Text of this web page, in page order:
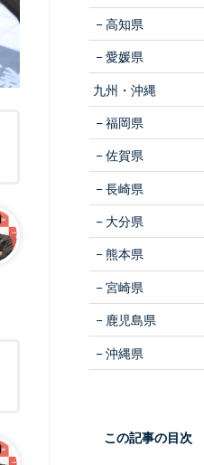
高知県
愛媛県
九州・沖縄
福岡県
佐賀県
長崎県
大分県
熊本県
宮崎県
鹿児島県
沖縄県
この記事の目次